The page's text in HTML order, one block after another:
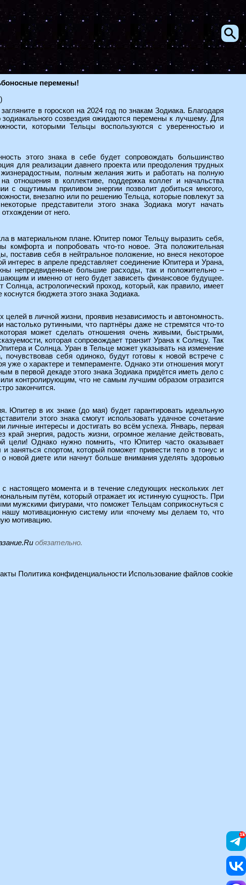
перемены!
в гороскоп на 2024 год по знакам Зодиака. Благодаря
созвездия ожидаются перемены к лучшему. Для
которыми Тельцы воспользуются с уверенностью и
этого знака в себе будет сопровождать большинство
для реализации давнего проекта или преодоления трудных
полным желания жить и работать на полную
отношения в коллективе, поддержка коллег и начальства
с ощутимым приливом энергии позволит добиться многого,
внезапно или по решению Тельца, которые повлекут за
представители этого знака Зодиака могут начать
от него.
в материальном плане. Юпитер помог Тельцу выразить себя,
комфорта и попробовать что-то новое. Эта положительная
поставив себя в нейтральное положение, но внеся некоторое
в апреле представляет соединение Юпитера и Урана,
непредвиденные большие расходы, так и положительно –
и именно от него будет зависеть финансовое будущее.
астрологический проход, который, как правило, имеет
бюджета этого знака Зодиака.
в личной жизни, проявив независимость и автономность.
рутинными, что партнёры даже не стремятся что-то
может сделать отношения очень живыми, быстрыми,
которая сопровождает транзит Урана к Солнцу. Так
и Солнца. Уран в Тельце может указывать на изменение
себя одиноко, будут готовы к новой встрече с
уже о характере и темпераменте. Однако эти отношения могут
в первой декаде этого знака Зодиака придётся иметь дело с
контролирующим, что не самым лучшим образом отразится
закончится.
Юпитер в их знаке (до мая) будет гарантировать идеальную
этого знака смогут использовать удачное сочетание
личные интересы и достигать во всём успеха. Январь, первая
энергия, радость жизни, огромное желание действовать,
цели! Однако нужно помнить, что Юпитер часто оказывает
заняться спортом, который поможет привести тело в тонус и
новой диете или начнут больше внимания уделять здоровью
настоящего момента и в течение следующих нескольких лет
путём, который отражает их истинную сущность. При
мужскими фигурами, что поможет Тельцам соприкоснуться с
нашу мотивационную систему или «почему мы делаем то, что
мотивацию.
обязательно.
Политика конфиденциальности Использование файлов cookie